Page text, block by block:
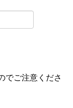
でご注意くださ